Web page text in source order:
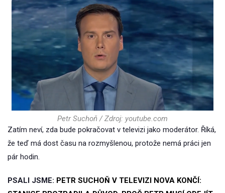
Petr Suchoň / Zdroj: youtube.com
Zatím neví, zda bude pokračovat v televizi jako moderátor. Říká,
že teď má dost času na rozmyšlenou, protože nemá práci jen
pár hodin.
PSALI JSME: PETR SUCHOŇ V TELEVIZI NOVA KONČÍ: